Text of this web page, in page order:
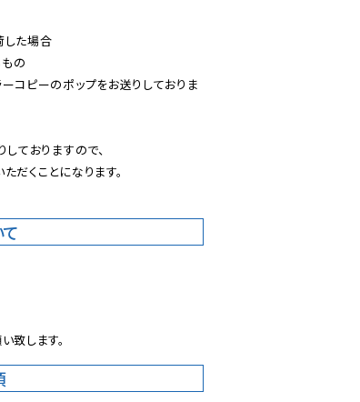
した場合
の
コピーのポップをお送りしておりま
ておりますので、
だくことになります。
致します。